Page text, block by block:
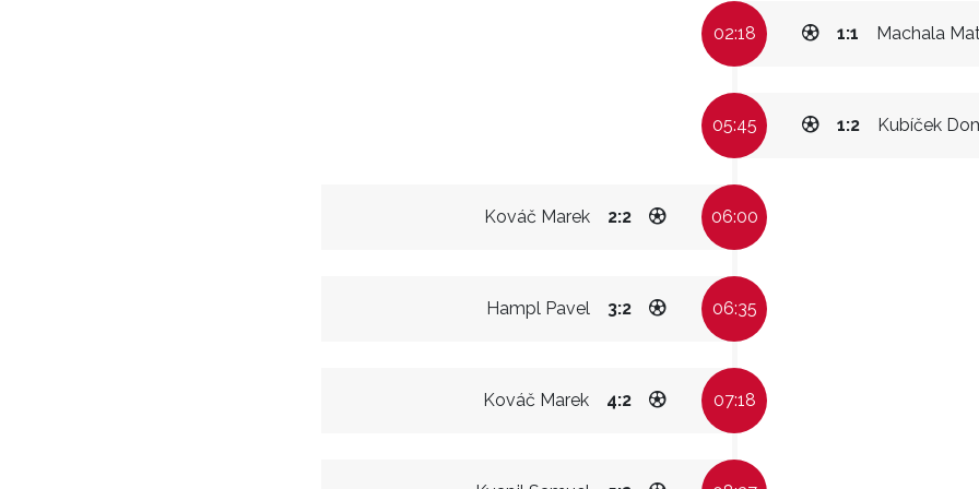
02:18 Machala
1:1
05:45 Kubíček
1:2
Kováč Marek 2:2 06:00
Hampl Pavel 3:2 06:35
Kováč Marek 4:2 07:18